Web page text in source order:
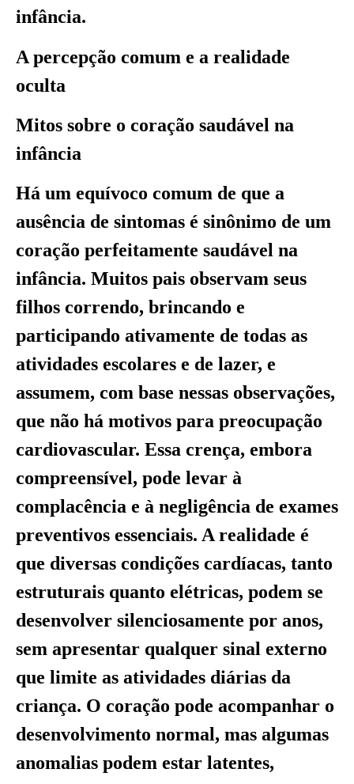
infância.
A percepção comum e a realidade
oculta
Mitos sobre o coração saudável na
infância
Há um equívoco comum de que a
ausência de sintomas é sinônimo de um
coração perfeitamente saudável na
infância. Muitos pais observam seus
filhos correndo, brincando e
participando ativamente de todas as
atividades escolares e de lazer, e
assumem, com base nessas observações,
que não há motivos para preocupação
cardiovascular. Essa crença, embora
compreensível, pode levar à
complacência e à negligência de exames
preventivos essenciais. A realidade é
que diversas condições cardíacas, tanto
estruturais quanto elétricas, podem se
desenvolver silenciosamente por anos,
sem apresentar qualquer sinal externo
que limite as atividades diárias da
criança. O coração pode acompanhar o
desenvolvimento normal, mas algumas
anomalias podem estar latentes,